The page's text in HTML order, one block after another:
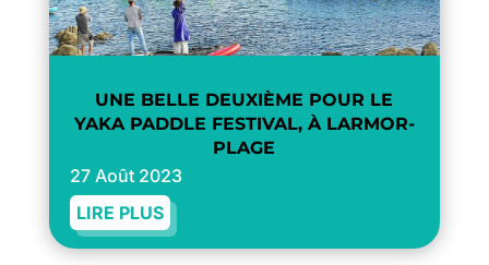
UNE BELLE DEUXIÈME POUR LE
YAKA PADDLE FESTIVAL, À LARMOR-
PLAGE
27 Août 2023
LIRE PLUS